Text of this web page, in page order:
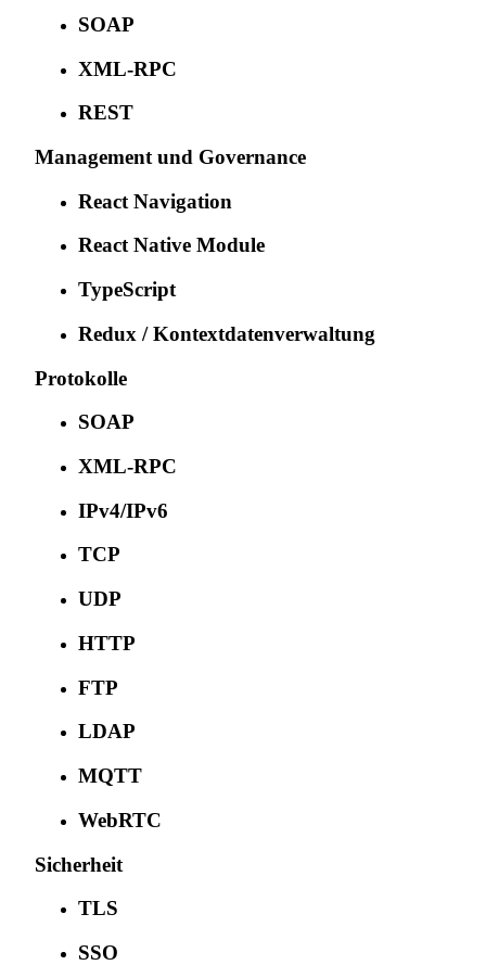
SOAP
XML-RPC
REST
Management und Governance
React Navigation
React Native Module
TypeScript
Redux / Kontextdatenverwaltung
Protokolle
SOAP
XML-RPC
IPv4/IPv6
TCP
UDP
HTTP
FTP
LDAP
MQTT
WebRTC
Sicherheit
TLS
SSO